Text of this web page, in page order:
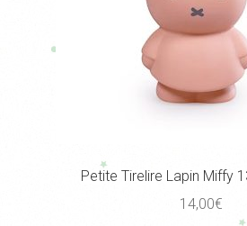
Petite Tirelire Lapin Miffy
14,00€